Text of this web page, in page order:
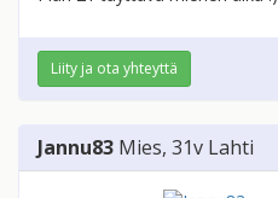
Liity ja ota yhteyttä
Jannu83 Mies, 31v Lahti